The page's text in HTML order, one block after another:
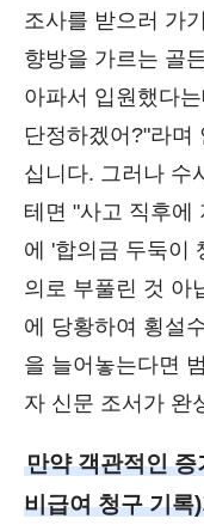
조사를 받으러 가
향방을 가르는 골
아파서 입원했다
단정하겠어?"라며
십니다. 그러나 수
테면 "사고 직후에
에 '합의금 두둑이
의로 부풀린 것 아
에 당황하여 횡설
을 늘어놓는다면
자 신문 조서가 완
만약 객관적인
비급여 청구 기록